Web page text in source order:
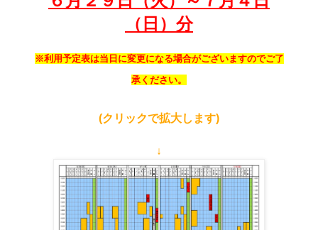
（日）分
※利用予定表は当日に変更になる場合がございますのでご了
承ください。
(クリックで拡大します)
↓